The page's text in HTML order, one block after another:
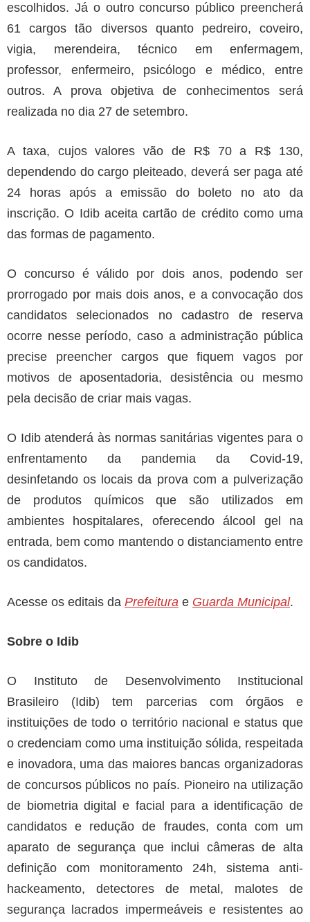
escolhidos. Já o outro concurso público preencherá
61 cargos tão diversos quanto pedreiro, coveiro,
vigia, merendeira, técnico em enfermagem,
professor, enfermeiro, psicólogo e médico, entre
outros. A prova objetiva de conhecimentos será
realizada no dia 27 de setembro.
A taxa, cujos valores vão de R$ 70 a R$ 130,
dependendo do cargo pleiteado, deverá ser paga até
24 horas após a emissão do boleto no ato da
inscrição. O Idib aceita cartão de crédito como uma
das formas de pagamento.
O concurso é válido por dois anos, podendo ser
prorrogado por mais dois anos, e a convocação dos
candidatos selecionados no cadastro de reserva
ocorre nesse período, caso a administração pública
precise preencher cargos que fiquem vagos por
motivos de aposentadoria, desistência ou mesmo
pela decisão de criar mais vagas.
O Idib atenderá às normas sanitárias vigentes para o
enfrentamento da pandemia da Covid-19,
desinfetando os locais da prova com a pulverização
de produtos químicos que são utilizados em
ambientes hospitalares, oferecendo álcool gel na
entrada, bem como mantendo o distanciamento entre
os candidatos.
Acesse os editais da Prefeitura e Guarda Municipal.
Sobre o Idib
O Instituto de Desenvolvimento Institucional
Brasileiro (Idib) tem parcerias com órgãos e
instituições de todo o território nacional e status que
o credenciam como uma instituição sólida, respeitada
e inovadora, uma das maiores bancas organizadoras
de concursos públicos no país. Pioneiro na utilização
de biometria digital e facial para a identificação de
candidatos e redução de fraudes, conta com um
aparato de segurança que inclui câmeras de alta
definição com monitoramento 24h, sistema anti-
hackeamento, detectores de metal, malotes de
segurança lacrados impermeáveis e resistentes ao